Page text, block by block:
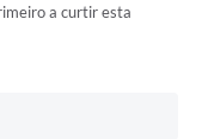
a curtir esta